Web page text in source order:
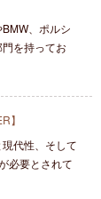
、ポルシ
を持ってお
】
代性、そして
必要とされて